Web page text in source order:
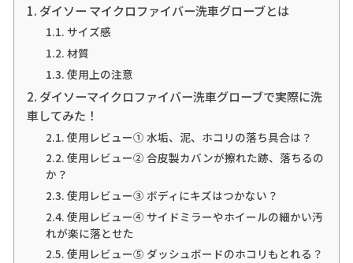
ダイソー マイクロファイバー洗車グローブとは
サイズ感
材質
使用上の注意
ダイソーマイクロファイバー洗車グローブで実際に洗
車してみた！
使用レビュー① 水垢、泥、ホコリの落ち具合は？
使用レビュー② 合皮製カバンが擦れた跡、落ちるの
か？
使用レビュー③ ボディにキズはつかない？
使用レビュー④ サイドミラーやホイールの細かい汚
れが楽に落とせた
使用レビュー⑤ ダッシュボードのホコリもとれる？